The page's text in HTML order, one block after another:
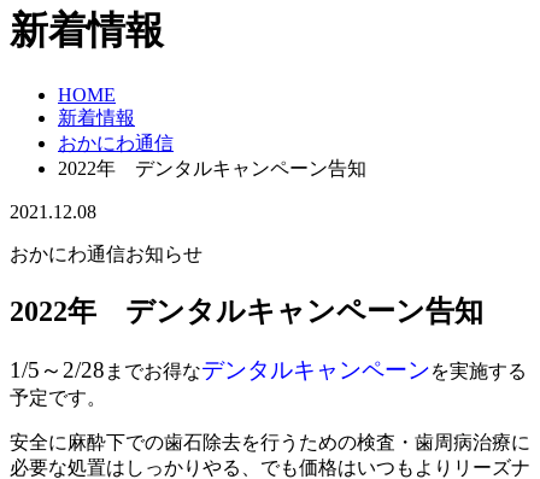
新着情報
HOME
新着情報
おかにわ通信
2022年 デンタルキャンペーン告知
2021.12.08
おかにわ通信お知らせ
2022年 デンタルキャンペーン告知
1/5～2/28 までお得なデンタルキャンペーンを実施する
予定です。
安全に麻酔下での歯石除去を行うための検査・歯周病治療に
必要な処置はしっかりやる、でも価格はいつもよりリーズナ